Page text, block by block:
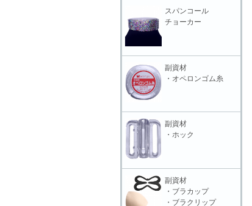
スパンコール
チョーカー
副資材
・オペロンゴム糸
副資材
・ホック
副資材
・ブラカップ
・ブラクリップ